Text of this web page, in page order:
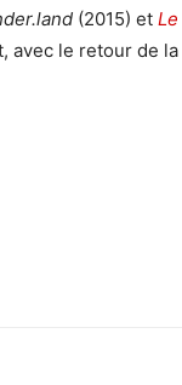
(2015) et
avec le retour de